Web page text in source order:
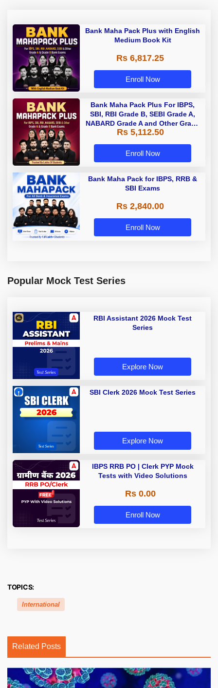
Bank Maha Pack Plus with English
Medium Book Kit
Rs 6,817.25
Enroll Now
Bank Maha Pack Plus For IBPS,
SBI, RBI Grade B, SEBI Grade A,
NABARD Grade A and Other Grade
A & Grade B Bank Exams
Rs 5,112.50
Enroll Now
Bank Maha Pack for IBPS, RRB &
SBI Exams
Rs 2,840.00
Enroll Now
Popular Mock Test Series
RBI Assistant 2026 Mock Test
Series
Explore Now
SBI Clerk 2026 Mock Test Series
Explore Now
IBPS RRB PO | Clerk PYP Mock
Tests with Video Solutions
Rs 0.00
Enroll Now
TOPICS:
International
Related Posts